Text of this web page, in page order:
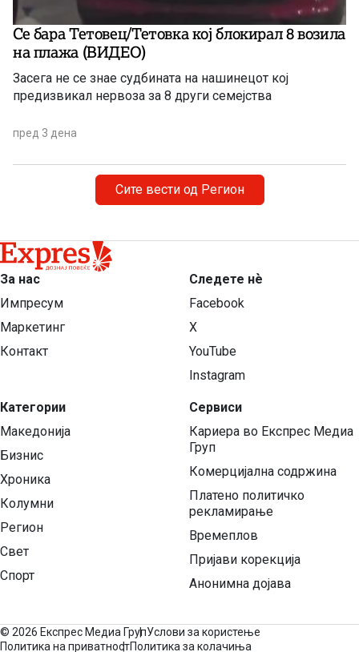
Се бара Тетовец/Тетовка кој блокирал 8 возила
на плажа (ВИДЕО)
Засега не се знае судбината на нашинецот кој
предизвикал нервоза за 8 други семејства
пред 3 дена
Сите вести од Регион
За нас
Импресум
Маркетинг
Контакт
Категории
Македонија
Бизнис
Хроника
Колумни
Регион
Свет
Спорт
Следете нѐ
Facebook
X
YouTube
Instagram
Сервиси
Кариера во Експрес Медиа
Груп
Комерцијална содржина
Платено политичко
рекламирање
Времеплов
Пријави корекција
Анонимна дојава
© 2026 Експрес Медиа ГрупУслови за користење
Политика на приватностПолитика за колачиња